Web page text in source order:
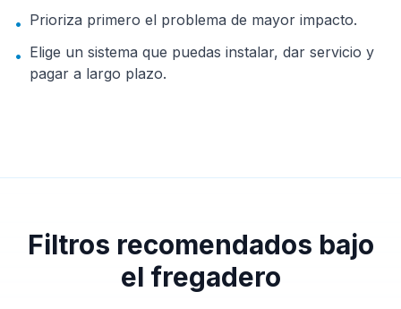
• Prioriza primero el problema de mayor impacto.
• Elige un sistema que puedas instalar, dar servicio y
pagar a largo plazo.
Filtros recomendados bajo
el fregadero